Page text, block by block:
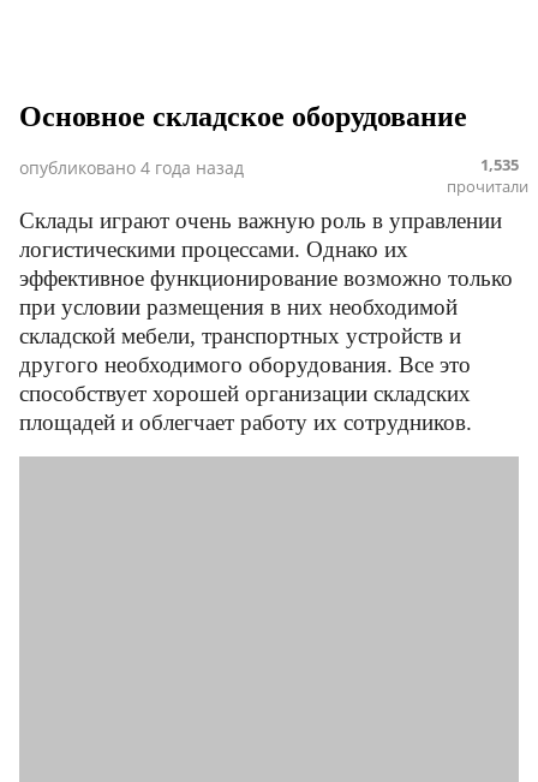
Основное складское оборудование
опубликовано 4 года назад
1,535
прочитали
Склады играют очень важную роль в управлении
логистическими процессами. Однако их
эффективное функционирование возможно только
при условии размещения в них необходимой
складской мебели, транспортных устройств и
другого необходимого оборудования. Все это
способствует хорошей организации складских
площадей и облегчает работу их сотрудников.